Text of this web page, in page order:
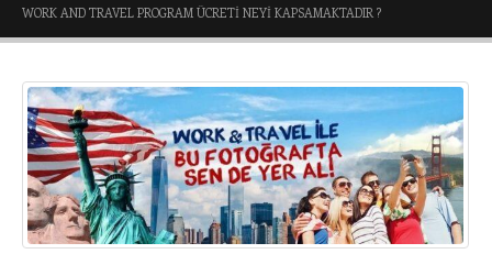
WORK AND TRAVEL PROGRAM ÜCRETI NEYI KAPSAMAKTADIR ?